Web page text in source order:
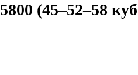
(45–52–58